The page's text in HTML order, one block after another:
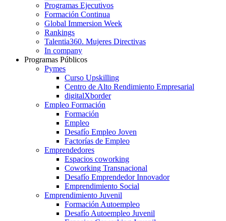
Programas Ejecutivos
Formación Continua
Global Immersion Week
Rankings
Talentia360. Mujeres Directivas
In company
Programas Públicos
Pymes
Curso Upskilling
Centro de Alto Rendimiento Empresarial
digitalXborder
Empleo Formación
Formación
Empleo
Desafío Empleo Joven
Factorías de Empleo
Emprendedores
Espacios coworking
Coworking Transnacional
Desafío Emprendedor Innovador
Emprendimiento Social
Emprendimiento Juvenil
Formación Autoempleo
Desafío Autoempleo Juvenil